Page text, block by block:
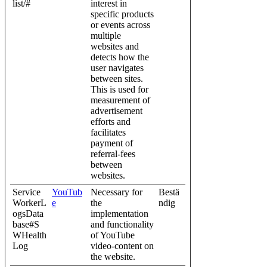
list/#
interest in
specific products
or events across
multiple
websites and
detects how the
user navigates
between sites.
This is used for
measurement of
advertisement
efforts and
facilitates
payment of
referral-fees
between
websites.
Service
WorkerL
ogsData
base#S
WHealth
Log
YouTub
e
Necessary for
the
implementation
and functionality
of YouTube
video-content on
the website.
Bestä
ndig